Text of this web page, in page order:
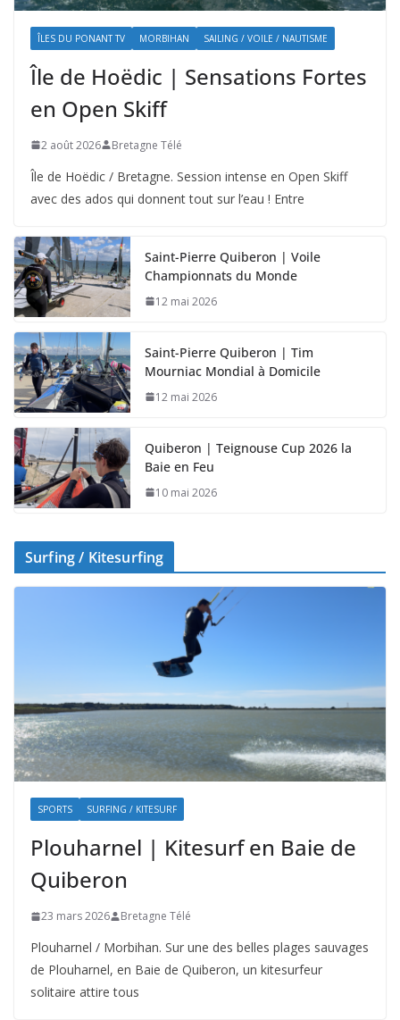
ÎLES DU PONANT TV MORBIHAN SAILING / VOILE / NAUTISME
Île de Hoëdic | Sensations Fortes
en Open Skiff
2 août 2026 Bretagne Télé
Île de Hoëdic / Bretagne. Session intense en Open Skiff
avec des ados qui donnent tout sur l’eau ! Entre
Saint-Pierre Quiberon | Voile
Championnats du Monde
12 mai 2026
Saint-Pierre Quiberon | Tim
Mourniac Mondial à Domicile
12 mai 2026
Quiberon | Teignouse Cup 2026 la
Baie en Feu
10 mai 2026
Surfing / Kitesurfing
SPORTS SURFING / KITESURF
Plouharnel | Kitesurf en Baie de
Quiberon
23 mars 2026 Bretagne Télé
Plouharnel / Morbihan. Sur une des belles plages sauvages
de Plouharnel, en Baie de Quiberon, un kitesurfeur
solitaire attire tous